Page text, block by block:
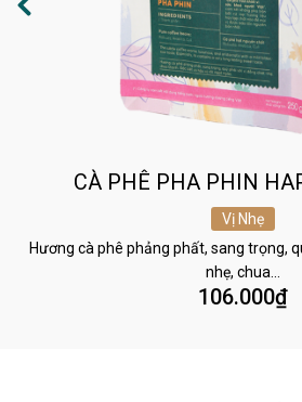
CÀ PHÊ PHA PHIN
Vị Nhẹ
Hương cà phê phảng phất, sang trọng,
nhẹ, chua…
106.000₫